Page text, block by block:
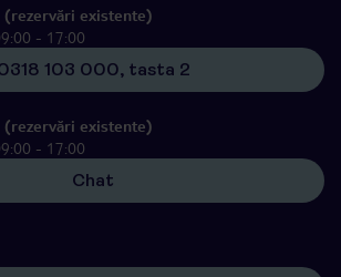
existente)
- 17:00
103 000, tasta 2
existente)
- 17:00
Chat